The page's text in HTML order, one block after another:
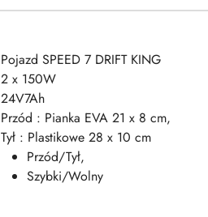
Pojazd SPEED 7 DRIFT KING
2 x 150W
24V7Ah
Przód : Pianka EVA 21 x 8 cm,
Tył : Plastikowe 28 x 10 cm
Przód/Tył,
Szybki/Wolny